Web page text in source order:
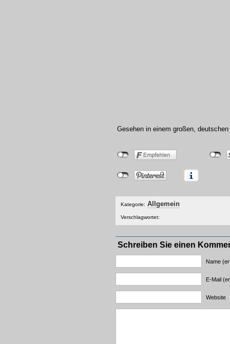
Gesehen in einem großen,
Kategorie: Allgemein
Verschlagwortet:
Schreiben Sie einen
Name
E-Mail
Website